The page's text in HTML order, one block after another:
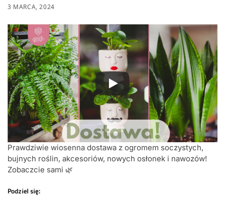
3 MARCA, 2024
Prawdziwie wiosenna dostawa z ogromem soczystych,
bujnych roślin, akcesoriów, nowych osłonek i nawozów!
Zobaczcie sami 🌿
Podziel się: